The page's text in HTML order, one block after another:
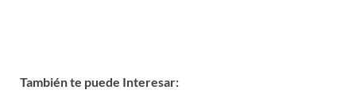
También te puede Interesar: